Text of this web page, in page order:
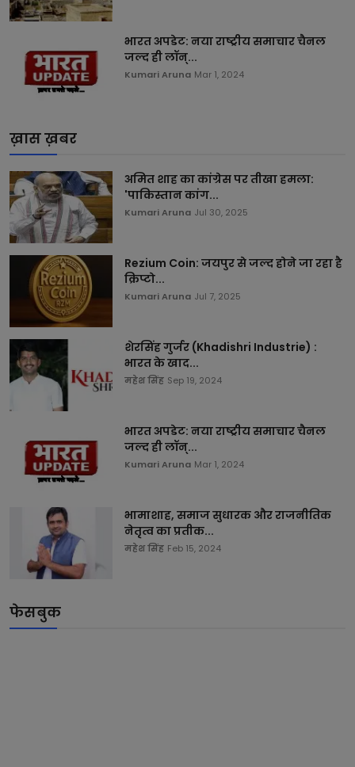
भारत अपडेट: नया राष्ट्रीय समाचार चैनल
जल्द ही लॉन्...
Kumari Aruna Mar 1, 2024
ख़ास ख़बर
अमित शाह का कांग्रेस पर तीखा हमला:
'पाकिस्तान कांग...
Kumari Aruna Jul 30, 2025
Rezium Coin: जयपुर से जल्द होने जा रहा है
क्रिप्टो...
Kumari Aruna Jul 7, 2025
शेरसिंह गुर्जर (Khadishri Industrie) :
भारत के खाद...
महेश सिंह Sep 19, 2024
भारत अपडेट: नया राष्ट्रीय समाचार चैनल
जल्द ही लॉन्...
Kumari Aruna Mar 1, 2024
भामाशाह, समाज सुधारक और राजनीतिक
नेतृत्व का प्रतीक...
महेश सिंह Feb 15, 2024
फेसबुक